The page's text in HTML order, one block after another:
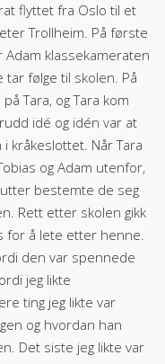
flyttet fra Oslo til et
Trollheim. På første
Adam klassekameraten
tar følge til skolen. På
Tara, og Tara kom
idé og idén var at
i kråkeslottet. Når Tara
og Adam utenfor,
bestemte de seg
Rett etter skolen gikk
for å lete etter henne.
den var spennede
jeg likte
ting jeg likte var
og hvordan han
Det siste jeg likte var